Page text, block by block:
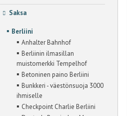
Saksa
▪ Berliini
▪ Anhalter Bahnhof
▪ Berliinin ilmasillan
muistomerkki Tempelhof
▪ Betoninen paino Berliini
▪ Bunkkeri - väestönsuoja 3000
ihmiselle
▪ Checkpoint Charlie Berliini